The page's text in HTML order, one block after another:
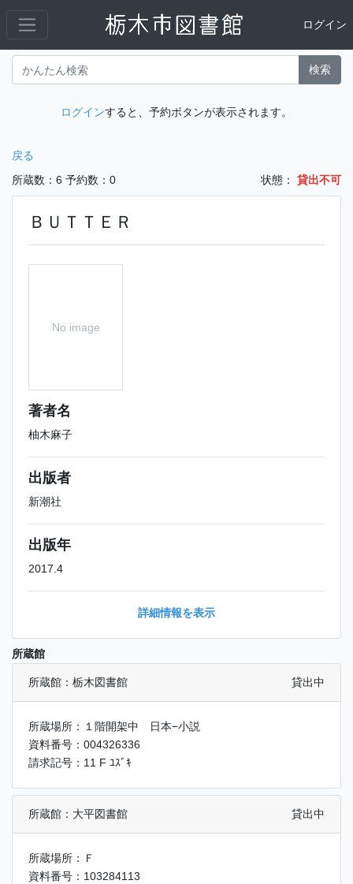
ログイン
検索
ログインすると、予約ボタンが表示されます。
戻る
所蔵数：6 予約数：0 状態： 貸出不可
ＢＵＴＴＥＲ
No image
著者名
柚木麻子
出版者
新潮社
出版年
2017.4
詳細情報を表示
所蔵館
所蔵館：栃木図書館 貸出中
所蔵場所：１階開架中 日本−小説
資料番号：004326336
請求記号：11 F ﾕｽﾞｷ
所蔵館：大平図書館 貸出中
所蔵場所：Ｆ
資料番号：103284113